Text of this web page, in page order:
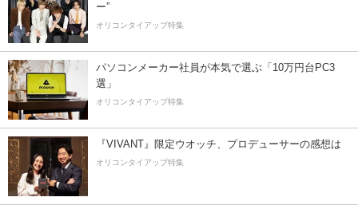
ー”
オリコンタイアップ特集
パソコンメーカー社員が本気で選ぶ「10万円台PC3
選」
オリコンタイアップ特集
『VIVANT』限定ウオッチ、プロデューサーの感想は
オリコンタイアップ特集